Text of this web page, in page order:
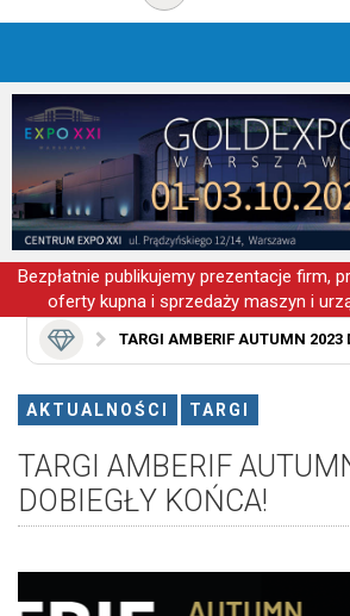
Bezpłatnie publikujemy prezentacje firm,
oferty kupna i sprzedaży maszyn i
TARGI AMBERIF AUTUMN 2023
AKTUALNOŚCI TARGI
TARGI AMBERIF
DOBIEGŁY KOŃCA!